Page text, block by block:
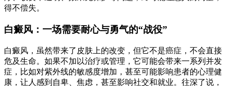
得不偿失。
白癜风：一场需要耐心与勇气的“战役”
白癜风，虽然带来了皮肤上的改变，但它不是癌症，不会直接
危及生命。如果不加以治疗或管理，它可能会带来一系列并发
症，比如对紫外线的敏感度增加，甚至可能影响患者的心理健
康，让人感到自卑、焦虑，甚至影响社交和就业。往深了说，